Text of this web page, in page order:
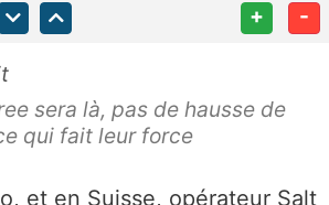
+ -
sera là, pas de hausse de
qui fait leur force
et en Suisse, opérateur Salt